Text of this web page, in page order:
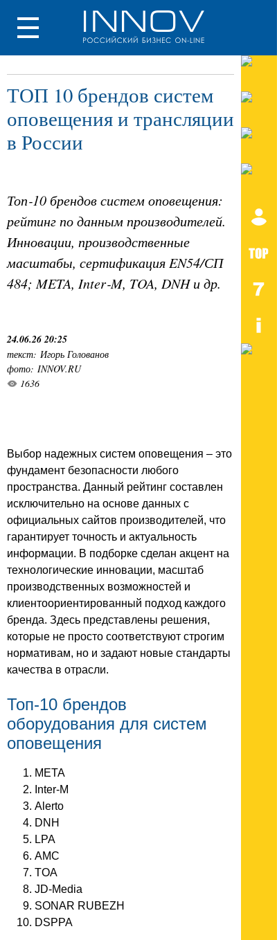
ТОП 10 брендов систем
оповещения и трансляции
в России
Топ‑10 брендов систем оповещения:
рейтинг по данным производителей.
Инновации, производственные
масштабы, сертификация EN54/СП
484; META, Inter‑M, TOA, DNH и др.
24.06.26 20:25
текст: Игорь Голованов
фото: INNOV.RU
1636
Выбор надежных систем оповещения – это
фундамент безопасности любого
пространства. Данный рейтинг составлен
исключительно на основе данных с
официальных сайтов производителей, что
гарантирует точность и актуальность
информации. В подборке сделан акцент на
технологические инновации, масштаб
производственных возможностей и
клиентоориентированный подход каждого
бренда. Здесь представлены решения,
которые не просто соответствуют строгим
нормативам, но и задают новые стандарты
качества в отрасли.
Топ-10 брендов
оборудования для систем
оповещения
МЕТА
Inter-M
Alerto
DNH
LPA
AMC
TOA
JD-Media
SONAR RUBEZH
DSPPA